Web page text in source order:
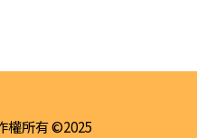
權所有 ©2025